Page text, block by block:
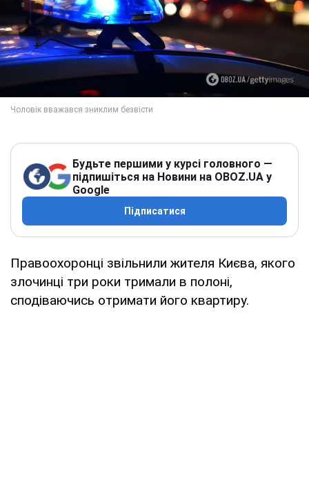
Будьте першими у курсі головного —
підпишіться на Новини на OBOZ.UA у
Google
Підписатися
Правоохоронці звільнили жителя Києва, якого
злочинці три роки тримали в полоні,
сподіваючись отримати його квартиру.